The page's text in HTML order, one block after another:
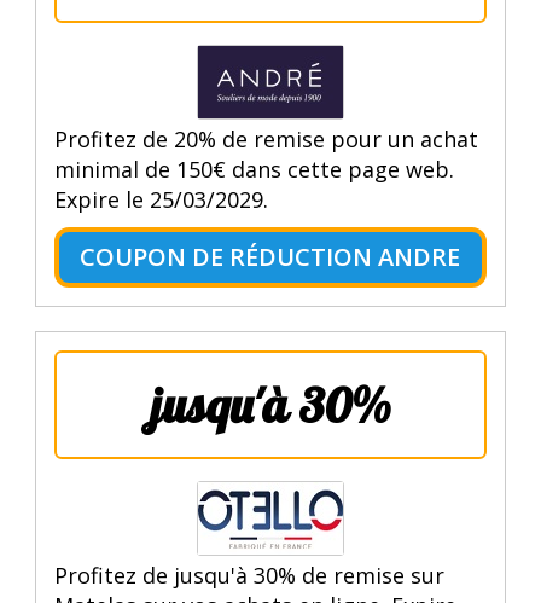
Profitez de 20% de remise pour un achat
minimal de 150€ dans cette page web.
Expire le 25/03/2029.
COUPON DE RÉDUCTION ANDRE
jusqu'à 30%
Profitez de jusqu'à 30% de remise sur